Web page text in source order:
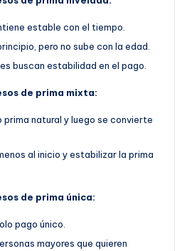
estable con el tiempo.
pero no sube con la edad.
buscan estabilidad en el pago.
de prima mixta:
prima natural y luego se convierte
al inicio y estabilizar la prima
de prima única:
pago único.
mayores que quieren